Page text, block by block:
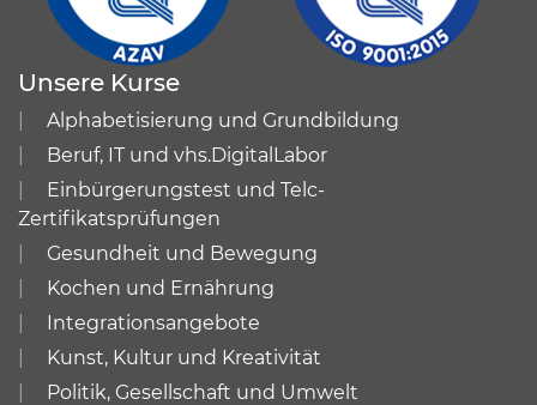
Unsere Kurse
Alphabetisierung und Grundbildung
Beruf, IT und vhs.DigitalLabor
Einbürgerungstest und Telc-
Zertifikatsprüfungen
Gesundheit und Bewegung
Kochen und Ernährung
Integrationsangebote
Kunst, Kultur und Kreativität
Politik, Gesellschaft und Umwelt